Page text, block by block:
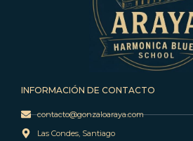
INFORMACIÓN DE CONTACTO
contacto@gonzaloaraya.com
Las Condes, Santiago